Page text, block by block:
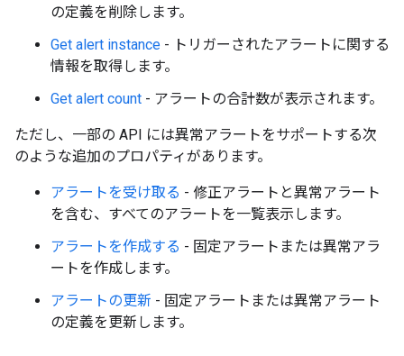
の定義を削除します。
Get alert instance - トリガーされたアラートに関する
情報を取得します。
Get alert count - アラートの合計数が表示されます。
ただし、一部の API には異常アラートをサポートする次
のような追加のプロパティがあります。
アラートを受け取る - 修正アラートと異常アラート
を含む、すべてのアラートを一覧表示します。
アラートを作成する - 固定アラートまたは異常アラ
ートを作成します。
アラートの更新 - 固定アラートまたは異常アラート
の定義を更新します。